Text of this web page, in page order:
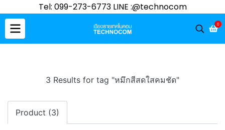
Tel: 099-273-6773 LINE :@technocom
0
3 Results for tag "หมึกสีสดใสคมชัด"
Product (3)